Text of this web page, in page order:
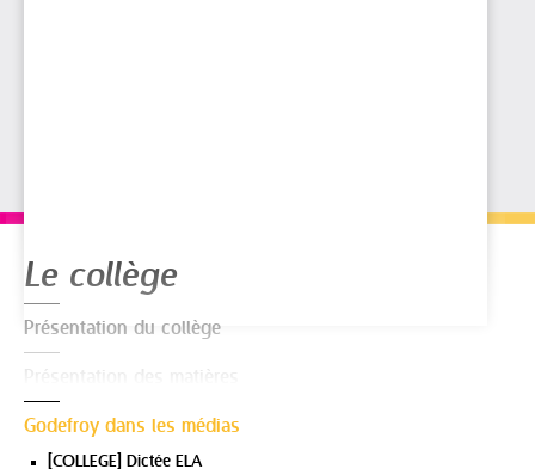
Le collège
Présentation du collège
Godefroy dans les médias
[COLLEGE] Dictée ELA